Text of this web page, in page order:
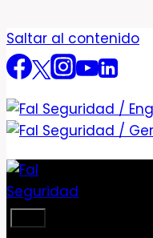
Saltar al contenido